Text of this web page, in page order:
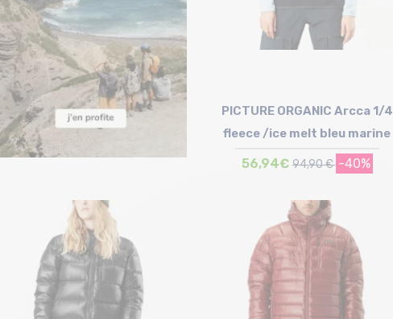
Taille en stock
S
PICTURE ORGANIC Arcca 1/4
fleece /ice melt bleu marine
56,94€ 94,90 € -40%